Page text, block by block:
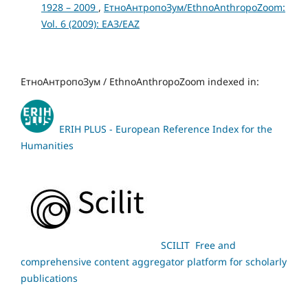
1928 – 2009 , ЕтноАнтропоЗум/EthnoAnthropoZoom:
Vol. 6 (2009): ЕАЗ/EAZ
ЕтноАнтропоЗум / EthnoAnthropoZoom indexed in:
ERIH PLUS - European Reference Index for the
Humanities
SCILIT Free and
comprehensive content aggregator platform for scholarly
publications